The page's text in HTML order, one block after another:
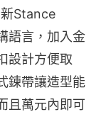
Stance
語言，加入金
設計方便取
鍊帶讓造型能
且萬元內即可